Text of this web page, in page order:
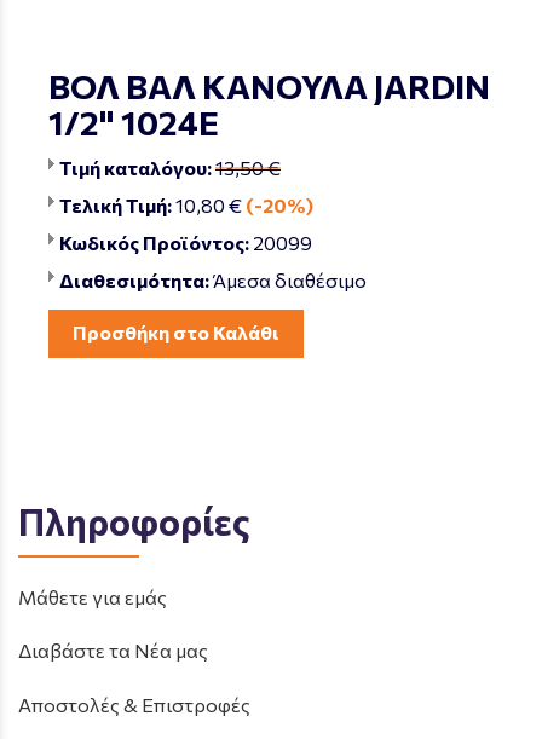
ΒΟΛ ΒΑΛ ΚΑΝΟΥΛΑ JARDIN
1/2" 1024Ε
Τιμή καταλόγου:13,50 €
Τελική Τιμή:10,80 € (-20%)
Κωδικός Προϊόντος: 20099
Διαθεσιμότητα:Άμεσα διαθέσιμο
Προσθήκη στο Καλάθι
Πληροφορίες
Μάθετε για εμάς
Διαβάστε τα Νέα μας
Αποστολές & Επιστροφές